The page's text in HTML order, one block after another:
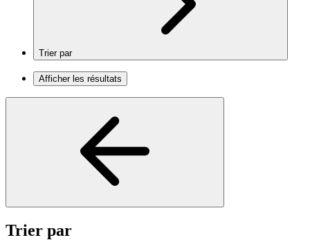
Trier par
Afficher les résultats
Trier par